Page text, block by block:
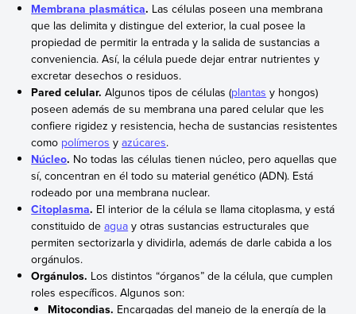
Membrana plasmática. Las células poseen una membrana
que las delimita y distingue del exterior, la cual posee la
propiedad de permitir la entrada y la salida de sustancias a
conveniencia. Así, la célula puede dejar entrar nutrientes y
excretar desechos o residuos.
Pared celular. Algunos tipos de células (plantas y hongos)
poseen además de su membrana una pared celular que les
confiere rigidez y resistencia, hecha de sustancias resistentes
como polímeros yazúcares.
Núcleo. No todas las células tienen núcleo, pero aquellas que
sí, concentran en él todo su material genético (ADN). Está
rodeado por una membrana nuclear.
Citoplasma. El interior de la célula se llama citoplasma, y está
constituido deagua y otras sustancias estructurales que
permiten sectorizarla y dividirla, además de darle cabida a los
orgánulos.
Orgánulos. Los distintos “órganos” de la célula, que cumplen
roles específicos. Algunos son:
Mitocondias. Encargadas del manejo de la energía de la